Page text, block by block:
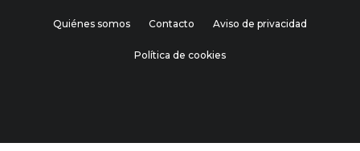
Quiénes somos Contacto Aviso de privacidad
Política de cookies